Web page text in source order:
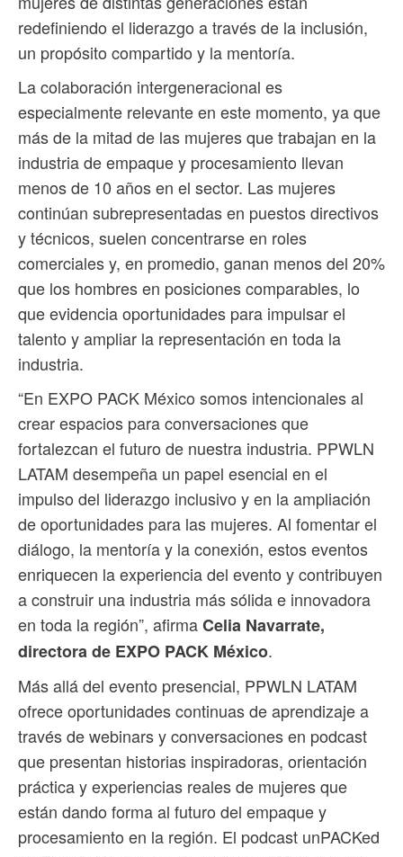
redefiniendo el liderazgo a través de la inclusión,
un propósito compartido y la mentoría.
La colaboración intergeneracional es
especialmente relevante en este momento, ya que
más de la mitad de las mujeres que trabajan en la
industria de empaque y procesamiento llevan
menos de 10 años en el sector. Las mujeres
continúan subrepresentadas en puestos directivos
y técnicos, suelen concentrarse en roles
comerciales y, en promedio, ganan menos del 20%
que los hombres en posiciones comparables, lo
que evidencia oportunidades para impulsar el
talento y ampliar la representación en toda la
industria.
“En EXPO PACK México somos intencionales al
crear espacios para conversaciones que
fortalezcan el futuro de nuestra industria. PPWLN
LATAM desempeña un papel esencial en el
impulso del liderazgo inclusivo y en la ampliación
de oportunidades para las mujeres. Al fomentar el
diálogo, la mentoría y la conexión, estos eventos
enriquecen la experiencia del evento y contribuyen
a construir una industria más sólida e innovadora
en toda la región”, afirmaCelia Navarrate,
directora de EXPO PACK México.
Más allá del evento presencial, PPWLN LATAM
ofrece oportunidades continuas de aprendizaje a
través de webinars y conversaciones en podcast
que presentan historias inspiradoras, orientación
práctica y experiencias reales de mujeres que
están dando forma al futuro del empaque y
procesamiento en la región. El podcast unPACKed